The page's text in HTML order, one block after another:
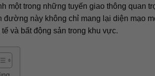
một trong những tuyến giao thông quan
này không chỉ mang lại diện mạo
và bất động sản trong khu vực.